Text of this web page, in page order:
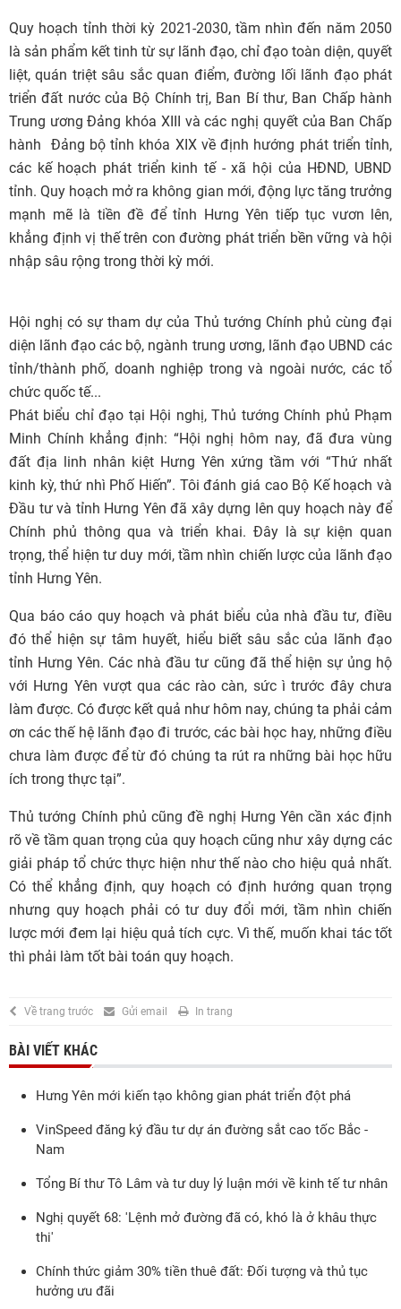
Quy hoạch tỉnh thời kỳ 2021-2030, tầm nhìn đến năm 2050
là sản phẩm kết tinh từ sự lãnh đạo, chỉ đạo toàn diện, quyết
liệt, quán triệt sâu sắc quan điểm, đường lối lãnh đạo phát
triển đất nước của Bộ Chính trị, Ban Bí thư, Ban Chấp hành
Trung ương Đảng khóa XIII và các nghị quyết của Ban Chấp
hành Đảng bộ tỉnh khóa XIX về định hướng phát triển tỉnh,
các kế hoạch phát triển kinh tế - xã hội của HĐND, UBND
tỉnh. Quy hoạch mở ra không gian mới, động lực tăng trưởng
mạnh mẽ là tiền đề để tỉnh Hưng Yên tiếp tục vươn lên,
khẳng định vị thế trên con đường phát triển bền vững và hội
nhập sâu rộng trong thời kỳ mới.
Hội nghị có sự tham dự của Thủ tướng Chính phủ cùng đại
diện lãnh đạo các bộ, ngành trung ương, lãnh đạo UBND các
tỉnh/thành phố, doanh nghiệp trong và ngoài nước, các tổ
chức quốc tế...
Phát biểu chỉ đạo tại Hội nghị, Thủ tướng Chính phủ Phạm
Minh Chính khẳng định: “Hội nghị hôm nay, đã đưa vùng
đất địa linh nhân kiệt Hưng Yên xứng tầm với “Thứ nhất
kinh kỳ, thứ nhì Phố Hiến”. Tôi đánh giá cao Bộ Kế hoạch và
Đầu tư và tỉnh Hưng Yên đã xây dựng lên quy hoạch này để
Chính phủ thông qua và triển khai. Đây là sự kiện quan
trọng, thể hiện tư duy mới, tầm nhìn chiến lược của lãnh đạo
tỉnh Hưng Yên.
Qua báo cáo quy hoạch và phát biểu của nhà đầu tư, điều
đó thể hiện sự tâm huyết, hiểu biết sâu sắc của lãnh đạo
tỉnh Hưng Yên. Các nhà đầu tư cũng đã thể hiện sự ủng hộ
với Hưng Yên vượt qua các rào càn, sức ì trước đây chưa
làm được. Có được kết quả như hôm nay, chúng ta phải cảm
ơn các thế hệ lãnh đạo đi trước, các bài học hay, những điều
chưa làm được để từ đó chúng ta rút ra những bài học hữu
ích trong thực tại”.
Thủ tướng Chính phủ cũng đề nghị Hưng Yên cần xác định
rõ về tầm quan trọng của quy hoạch cũng như xây dựng các
giải pháp tổ chức thực hiện như thế nào cho hiệu quả nhất.
Có thể khẳng định, quy hoạch có định hướng quan trọng
nhưng quy hoạch phải có tư duy đổi mới, tầm nhìn chiến
lược mới đem lại hiệu quả tích cực. Vì thế, muốn khai tác tốt
thì phải làm tốt bài toán quy hoạch.
Về trang trước Gửi email In trang
BÀI VIẾT KHÁC
Hưng Yên mới kiến tạo không gian phát triển đột phá
VinSpeed đăng ký đầu tư dự án đường sắt cao tốc Bắc -
Nam
Tổng Bí thư Tô Lâm và tư duy lý luận mới về kinh tế tư nhân
Nghị quyết 68: 'Lệnh mở đường đã có, khó là ở khâu thực
thi'
Chính thức giảm 30% tiền thuê đất: Đối tượng và thủ tục
hưởng ưu đãi